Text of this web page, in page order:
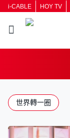
i-CABLE HOY TV
世界轉一圈